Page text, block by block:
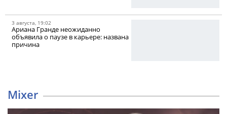
3 августа, 19:02
Ариана Гранде неожиданно
объявила о паузе в карьере: названа
причина
Mixer